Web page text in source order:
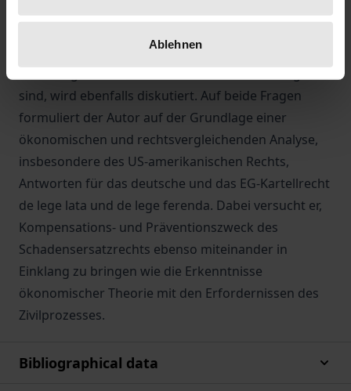
Ablehnen
Erhöhung ihrer Output-Preise weitergegeben. Ob
sind, wird ebenfalls diskutiert. Auf beide Fragen
formuliert der Autor auf der Grundlage einer
ökonomischen und rechtsvergleichenden Analyse,
insbesondere des US-amerikanischen Rechts,
Antworten für das deutsche und das EG-Kartellrecht
de lege lata und de lege ferenda. Dabei versucht er,
Kompensations- und Präventionszweck des
Schadensersatzrechts ebenso miteinander in
Einklang zu bringen wie die Erkenntnisse
ökonomischer Theorie mit den Erfordernissen des
Zivilprozesses.
Bibliographical data